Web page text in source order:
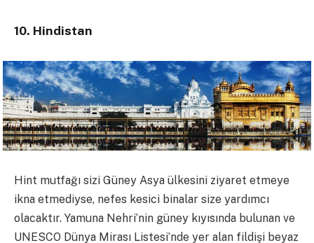
10. Hindistan
Hint mutfağı sizi Güney Asya ülkesini ziyaret etmeye
ikna etmediyse, nefes kesici binalar size yardımcı
olacaktır. Yamuna Nehri’nin güney kıyısında bulunan ve
UNESCO Dünya Mirası Listesi’nde yer alan fildişi beyaz